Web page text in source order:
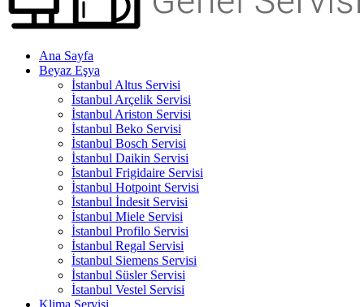
Ana Sayfa
Beyaz Eşya
İstanbul Altus Servisi
İstanbul Arçelik Servisi
İstanbul Ariston Servisi
İstanbul Beko Servisi
İstanbul Bosch Servisi
İstanbul Daikin Servisi
İstanbul Frigidaire Servisi
İstanbul Hotpoint Servisi
İstanbul İndesit Servisi
İstanbul Miele Servisi
İstanbul Profilo Servisi
İstanbul Regal Servisi
İstanbul Siemens Servisi
İstanbul Süsler Servisi
İstanbul Vestel Servisi
Klima Servisi